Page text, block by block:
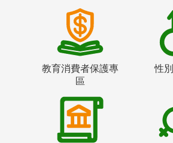
教育消費者保護專
區
性